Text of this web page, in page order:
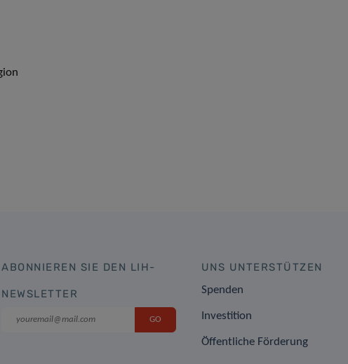
ABONNIEREN SIE DEN LIH-
NEWSLETTER
UNS UNTERSTÜTZEN
Spenden
Investition
Öffentliche Förderung